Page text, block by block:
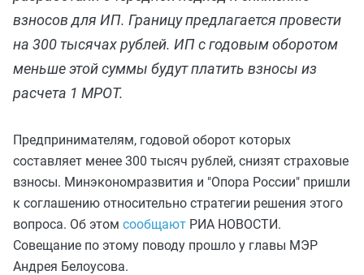
взносов для ИП. Границу предлагается провести
на 300 тысячах рублей. ИП с годовым оборотом
меньше этой суммы будут платить взносы из
расчета 1 МРОТ.
Предпринимателям, годовой оборот которых
составляет менее 300 тысяч рублей, снизят страховые
взносы. Минэкономразвития и "Опора России" пришли
к соглашению относительно стратегии решения этого
вопроса. Об этом сообщают РИА НОВОСТИ.
Совещание по этому поводу прошло у главы МЭР
Андрея Белоусова.